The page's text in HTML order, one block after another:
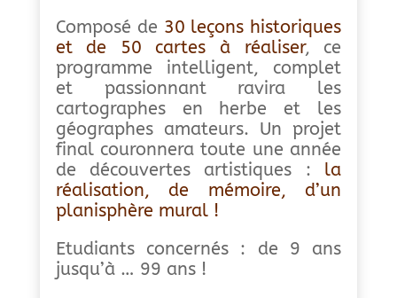
Composé de 30 leçons historiques
et de 50 cartes à réaliser, ce
programme intelligent, complet
et passionnant ravira les
cartographes en herbe et les
géographes amateurs. Un projet
final couronnera toute une année
de découvertes artistiques : la
réalisation, de mémoire, d’un
planisphère mural !
Etudiants concernés : de 9 ans
jusqu’à … 99 ans !